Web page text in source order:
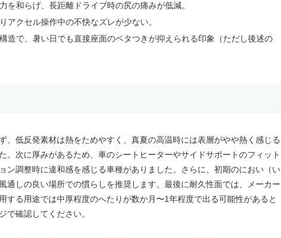
和らげ、長距離ドライブ時の尻の痛みが低減。
アクセル操作中の不快なズレが少ない。
造で、暑い日でも直接座面のベタつきが抑えられる印象（ただし後述の
、低反発素材は熱をためやすく、真夏の高温時には表層がやや熱く感じる
。次に厚みがあるため、車のシートヒーターやサイドサポートのフィット
ン調整時に違和感を感じる車種がありました。さらに、初期のにおい（い
通しの良い場所での慣らしを推奨します。最後に耐久性面では、メーカー
する用途では中厚程度のへたりが数か月〜1年程度で出る可能性があると
で確認してください。